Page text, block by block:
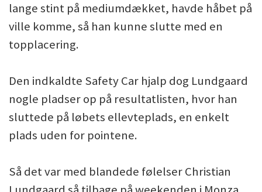
lange stint på mediumdækket, havde håbet på
ville komme, så han kunne slutte med en
topplacering.
Den indkaldte Safety Car hjalp dog Lundgaard
nogle pladser op på resultatlisten, hvor han
sluttede på løbets ellevteplads, en enkelt
plads uden for pointene.
Så det var med blandede følelser Christian